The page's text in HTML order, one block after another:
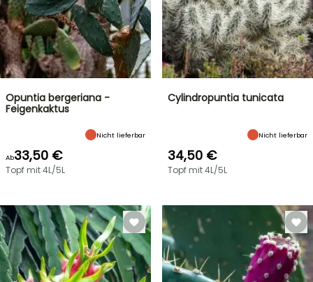
Opuntia bergeriana -
Feigenkaktus
Nicht lieferbar
Ab33,50 €
Topf mit 4L/5L
Cylindropuntia tunicata
Nicht lieferbar
34,50 €
Topf mit 4L/5L